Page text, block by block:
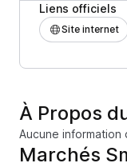
Liens officiels
Site internet
À Propos
Aucune information
Marchés